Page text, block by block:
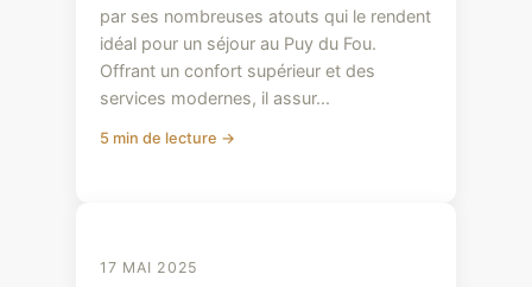
par ses nombreuses atouts qui le rendent
idéal pour un séjour au Puy du Fou.
Offrant un confort supérieur et des
services modernes, il assur...
5 min de lecture →
17 MAI 2025